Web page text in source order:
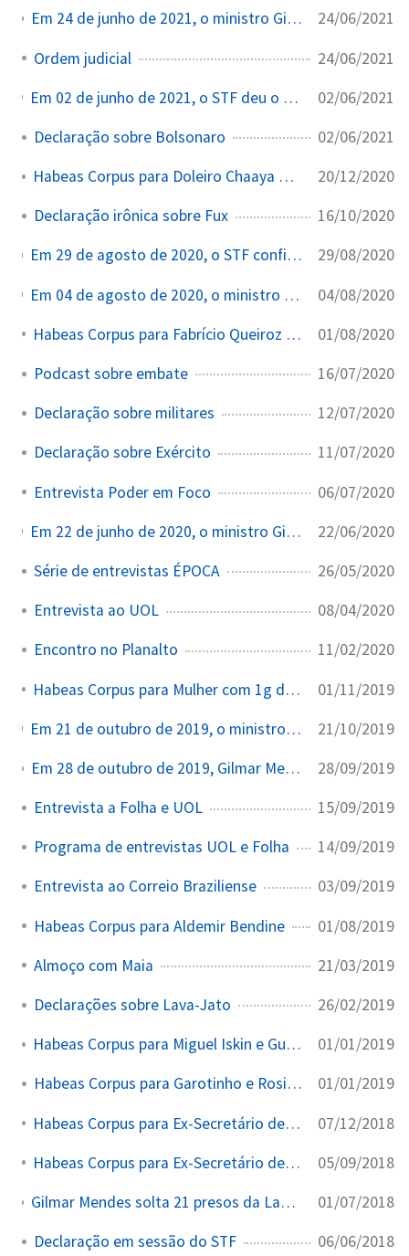
Em 24 de junho de 2021, o ministro Gilmar Mendes deu 10 dias para Bolsonaro explicar as declarações sobre fraudes nas eleições. 24/06/2021
Ordem judicial 24/06/2021
Em 02 de junho de 2021, o STF deu o prazo de 5 dias para Bolsonaro responder a respeito de declaração sobre Eduardo Leite. O ministro Gilmar Mendes atendeu ao pedido do governador do Rio Grande do Sul. 02/06/2021
Declaração sobre Bolsonaro 02/06/2021
Habeas Corpus para Doleiro Chaaya Moghrabi 20/12/2020
Declaração irônica sobre Fux 16/10/2020
Em 29 de agosto de 2020, o STF confirmou a decisão de Gilmar Mendes que derrubou o veto do presidente sobre a obrigatoriedade do uso de máscaras. 29/08/2020
Em 04 de agosto de 2020, o ministro Gilmar Mendes, via liminar, suspendeu o veto de Bolsonaro sobre a obrigatoriedade do uso de máscaras. 04/08/2020
Habeas Corpus para Fabrício Queiroz e Márcia Aguiar 01/08/2020
Podcast sobre embate 16/07/2020
Declaração sobre militares 12/07/2020
Declaração sobre Exército 11/07/2020
Entrevista Poder em Foco 06/07/2020
Em 22 de junho de 2020, o ministro Gilmar Mendes deu 48 horas para o Governo Federal se manifestar sobre a revogação de ações afirmativas na pós-graduação. 22/06/2020
Série de entrevistas ÉPOCA 26/05/2020
Entrevista ao UOL 08/04/2020
Encontro no Planalto 11/02/2020
Habeas Corpus para Mulher com 1g de Maconha 01/11/2019
Em 21 de outubro de 2019, o ministro Gilmar Mendes suspendeu a medida provisória que dispensava publicação de editais na grande imprensa. 21/10/2019
Em 28 de outubro de 2019, Gilmar Mendes e a Lava Jato: “Deu-se poder para gente muito chinfrim, mequetrefe”. 28/09/2019
Entrevista a Folha e UOL 15/09/2019
Programa de entrevistas UOL e Folha 14/09/2019
Entrevista ao Correio Braziliense 03/09/2019
Habeas Corpus para Aldemir Bendine 01/08/2019
Almoço com Maia 21/03/2019
Declarações sobre Lava-Jato 26/02/2019
Habeas Corpus para Miguel Iskin e Gustavo Estellita 01/01/2019
Habeas Corpus para Garotinho e Rosinha 01/01/2019
Habeas Corpus para Ex-Secretário de Gestão do RJ 07/12/2018
Habeas Corpus para Ex-Secretário de Alckmin 05/09/2018
Gilmar Mendes solta 21 presos da Lava Jato no Rio em 30 dias por decisões monocráticas 01/07/2018
Declaração em sessão do STF 06/06/2018